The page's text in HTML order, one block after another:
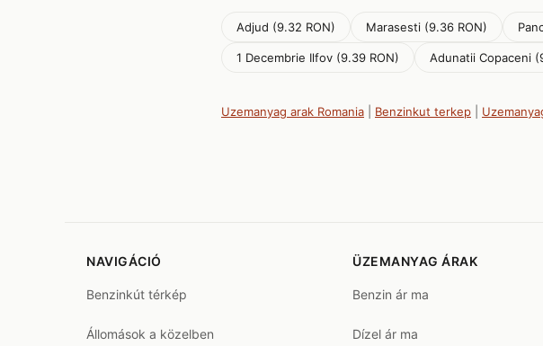
Adjud (9.32 RON) Marasesti (9.36 RON)
1 Decembrie Ilfov (9.39 RON) Adunatii Copaceni
Uzemanyag arak Romania Benzinkut terkep
NAVIGÁCIÓ
Benzinkút térkép
Állomások a közelben
ÜZEMANYAG ÁRAK
Benzin ár ma
Dízel ár ma